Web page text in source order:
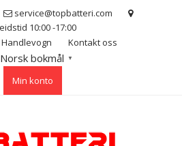
service@topbatteri.com
10:00 -17:00
Handlevogn Kontakt oss
Norsk bokmål ▼
Min konto